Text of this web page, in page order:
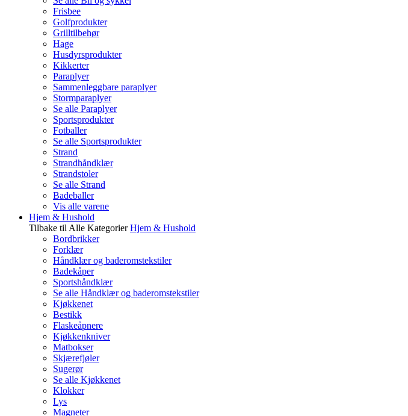
Frisbee
Golfprodukter
Grilltilbehør
Hage
Husdyrsprodukter
Kikkerter
Paraplyer
Sammenleggbare paraplyer
Stormparaplyer
Se alle Paraplyer
Sportsprodukter
Fotballer
Se alle Sportsprodukter
Strand
Strandhåndklær
Strandstoler
Se alle Strand
Badeballer
Vis alle varene
Hjem & Hushold
Tilbake til Alle Kategorier Hjem & Hushold
Bordbrikker
Forklær
Håndklær og baderomstekstiler
Badekåper
Sportshåndklær
Se alle Håndklær og baderomstekstiler
Kjøkkenet
Bestikk
Flaskeåpnere
Kjøkkenkniver
Matbokser
Skjærefjøler
Sugerør
Se alle Kjøkkenet
Klokker
Lys
Magneter